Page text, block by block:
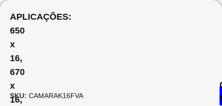
APLICAÇÕES:
650
x
16,
670
x
16,
SKU: CAMARAK16FVA